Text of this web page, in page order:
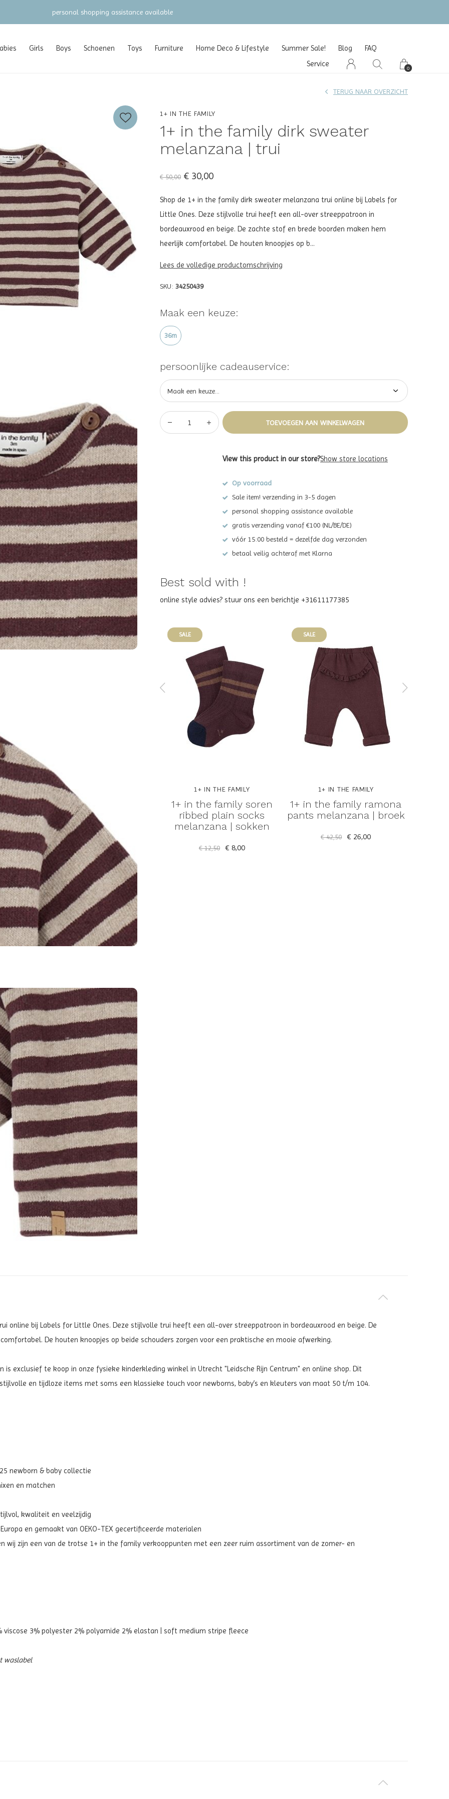
Girls Boys Schoenen Toys Furniture Home Deco & Lifestyle Summer Sale! Blog
FAQ
Service
0
gratis verzending vanaf €100 (NL/BE/DE)
1+ IN THE FAMILY
1+ in the family dirk sweater
melanzana | trui
TERUG NAAR OVERZICHT
€ 50,00 € 30,00
Shop de 1+ in the family dirk sweater melanzana trui online bij Labels for
Little Ones. Deze stijlvolle trui heeft een all-over streeppatroon in
bordeauxrood en beige. De zachte stof en brede boorden maken hem
heerlijk comfortabel. De houten knoopjes op b...
Lees de volledige productomschrijving
SKU: 34250439
Maak een keuze:
36m
persoonlijke cadeauservice:
TOEVOEGEN AAN WINKELWAGEN
View this product in our store?Show store locations
Op voorraad
Sale item! verzending in 3-5 dagen
personal shopping assistance available
gratis verzending vanaf €100 (NL/BE/DE)
vóór 15:00 besteld = dezelfde dag verzonden
betaal veilig achteraf met Klarna
Best sold with !
online style advies? stuur ons een berichtje +31611177385
broek
SALE
1+ IN THE FAMILY
1+ in the family malte
pants melanzana | broek
€ 40,00 € 24,00
SALE
1+ IN THE FAMILY
1+ in the family soren
ribbed plain socks
melanzana | sokken
€ 12,50 € 8,00
SALE
1+ IN THE FAMILY
1+ in the family ramona
pants melanzana | broek
€ 42,50 € 26,00
online bij Labels for Little Ones. Deze stijlvolle trui heeft een all-over streeppatroon in bordeauxrood en beige. De
De houten knoopjes op beide schouders zorgen voor een praktische en mooie afwerking.
exclusief te koop in onze fysieke kinderkleding winkel in Utrecht "Leidsche Rijn Centrum" en online shop. Dit
en tijdloze items met soms een klassieke touch voor newborns, baby’s en kleuters van maat 50 t/m 104.
newborn & baby collectie
en matchen
kwaliteit en veelzijdig
en gemaakt van OEKO-TEX gecertificeerde materialen
wij zijn een van de trotse 1+ in the family verkooppunten met een zeer ruim assortiment van de zomer- en
viscose 3% polyester 2% polyamide 2% elastan | soft medium stripe fleece
waslabel